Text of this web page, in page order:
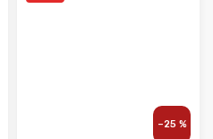
–25 %